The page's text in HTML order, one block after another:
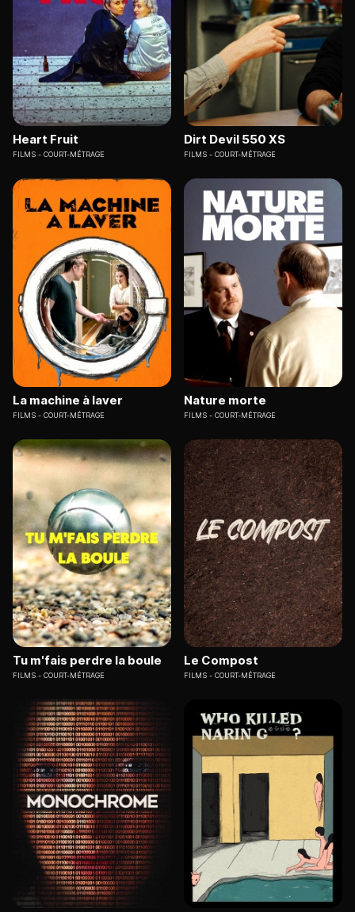
Heart Fruit
FILMS COURT-MÉTRAGE
Dirt Devil 550 XS
FILMS COURT-MÉTRAGE
La machine à laver
FILMS COURT-MÉTRAGE
Nature morte
FILMS COURT-MÉTRAGE
Tu m'fais perdre la boule
FILMS COURT-MÉTRAGE
Le Compost
FILMS COURT-MÉTRAGE